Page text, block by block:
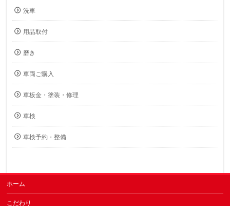
洗車
用品取付
磨き
車両ご購入
車板金・塗装・修理
車検
車検予約・整備
ホーム
こだわり